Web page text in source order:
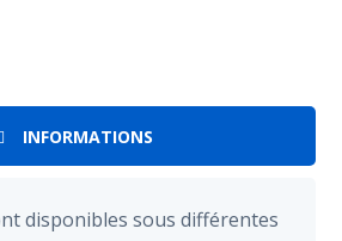
INFORMATIONS
disponibles sous différentes